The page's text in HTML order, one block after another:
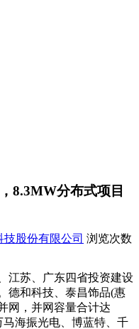
8.3MW分布式项目
股份有限公司 浏览次数
江苏、广东四省投资建设
德和科技、泰昌饰品(惠
网，并网容量合计达
海振光电、博蓝特、千